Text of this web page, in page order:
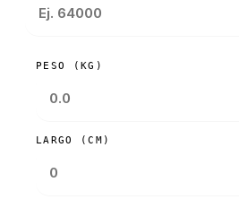
PESO (KG)
LARGO (CM)